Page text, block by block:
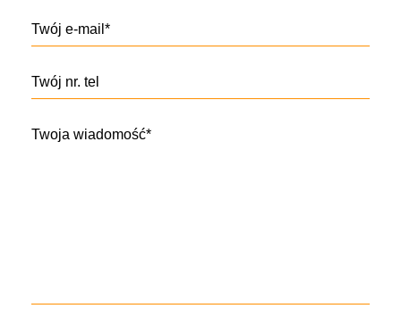
Twój e-mail*
Twój nr. tel
Twoja wiadomość*